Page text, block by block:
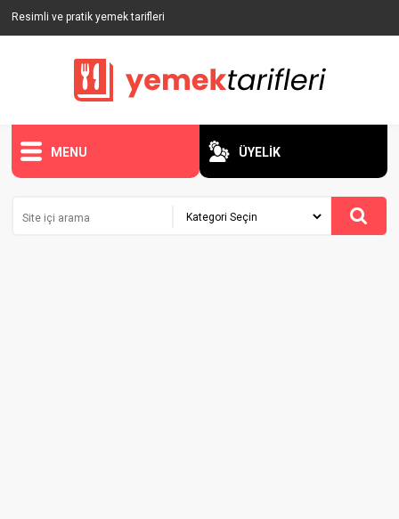
Resimli ve pratik yemek tarifleri
MENU ÜYELİK